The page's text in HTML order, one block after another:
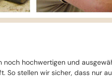
hochwertigen und
So stellen wir sicher, dass nur